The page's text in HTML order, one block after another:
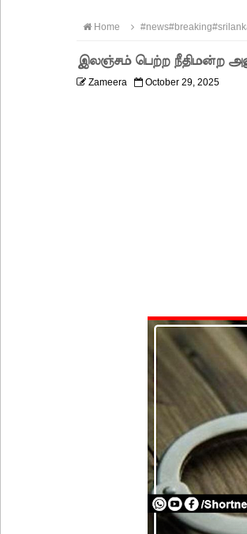
அனோஜனுக்கான
குருக்கள்மடம்
Home
இலஞ்சம் பெற்ற நீதிமன்ற
Zameera October 29, 2025